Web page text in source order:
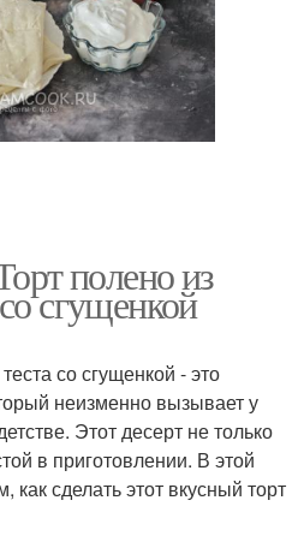
полено из
сгущенкой
со сгущенкой - это
неизменно вызывает у
Этот десерт не только
в приготовлении. В этой
сделать этот вкусный торт